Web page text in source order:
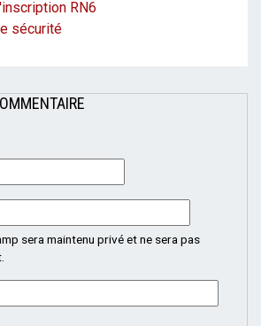
RN6
sécurité
sera maintenu privé et ne sera pas